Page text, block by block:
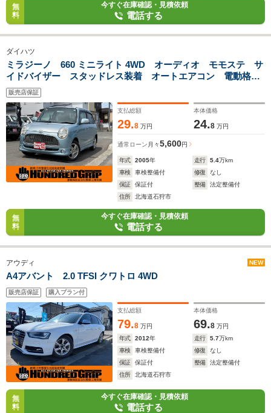
無
料
今すぐ在庫確認・見積依頼
電話する
ダイハツ
ミラジーノ 660 ミニライト 4WD オーディオ モモステ サ
イドバイザー スタッドレス装着 オートエアコン 電動格納
ミラー
販売店保証
支払総額
29.8 万円
本体価格
24.8 万円
通常ローン 月々5,600円
年式 2005年 走行 5.4万km
車検
車検整備付 修復
なし
保証
保証付 整備
法定整備付
住所
北海道石狩市
無
料
今すぐ在庫確認・見積依頼
電話する
アウディ NEW
A4アバント 2.0 TFSI クワトロ 4WD
販売店保証 購入プラン付
支払総額
79.8 万円
本体価格
69.8 万円
年式
2012年 走行 5.7万km
車検
車検整備付 修復
なし
保証
保証付 整備
法定整備付
住所
北海道石狩市
無
料
今すぐ在庫確認・見積依頼
電話する